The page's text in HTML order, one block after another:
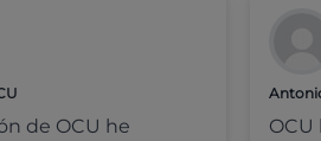
de OCU he